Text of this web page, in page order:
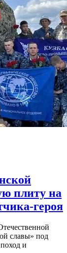
плиту на
героя
славы» под
и